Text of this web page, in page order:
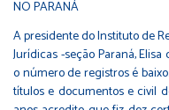
NO PARANÁ
A presidente do Instituto de
Jurídicas -seção Paraná,
o número de registros é
títulos e documentos e civil